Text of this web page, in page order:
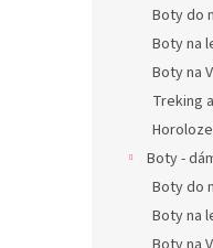
Boty do
Boty na
Boty na
Treking
Boty -
Boty do
Boty na